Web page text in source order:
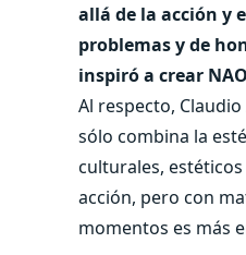
allá de la acción y
problemas y de
inspiró a crear
Al respecto,
sólo combina la
culturales,
acción, pero con
momentos es más